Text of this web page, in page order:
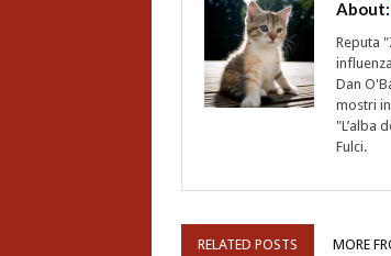
About:
Reputa
Dan
mostri
"L’alba
Fulci.
RELATED POSTS MORE